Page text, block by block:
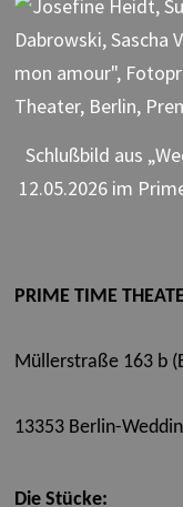
Schlußbild aus
12.05.2026 im
PRIME TIME
Müllerstraße 163 b
13353 Berlin-
Die Stücke: